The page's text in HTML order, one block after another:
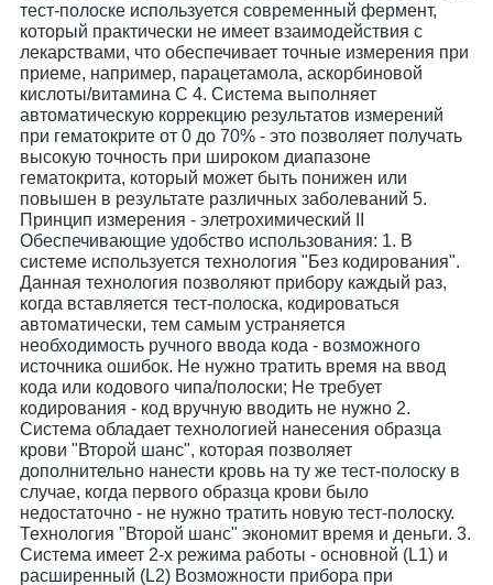
тест-полоске используется современный фермент,
который практически не имеет взаимодействия с
лекарствами, что обеспечивает точные измерения при
приеме, например, парацетамола, аскорбиновой
кислоты/витамина С 4. Система выполняет
автоматическую коррекцию результатов измерений
при гематокрите от 0 до 70% - это позволяет получать
высокую точность при широком диапазоне
гематокрита, который может быть понижен или
повышен в результате различных заболеваний 5.
Принцип измерения - элетрохимический II
Обеспечивающие удобство использования: 1. В
системе используется технология "Без кодирования".
Данная технология позволяют прибору каждый раз,
когда вставляется тест-полоска, кодироваться
автоматически, тем самым устраняется
необходимость ручного ввода кода - возможного
источника ошибок. Не нужно тратить время на ввод
кода или кодового чипа/полоски; Не требует
кодирования - код вручную вводить не нужно 2.
Система обладает технологией нанесения образца
крови "Второй шанс", которая позволяет
дополнительно нанести кровь на ту же тест-полоску в
случае, когда первого образца крови было
недостаточно - не нужно тратить новую тест-полоску.
Технология "Второй шанс" экономит время и деньги. 3.
Система имеет 2-х режима работы - основной (L1) и
расширенный (L2) Возможности прибора при